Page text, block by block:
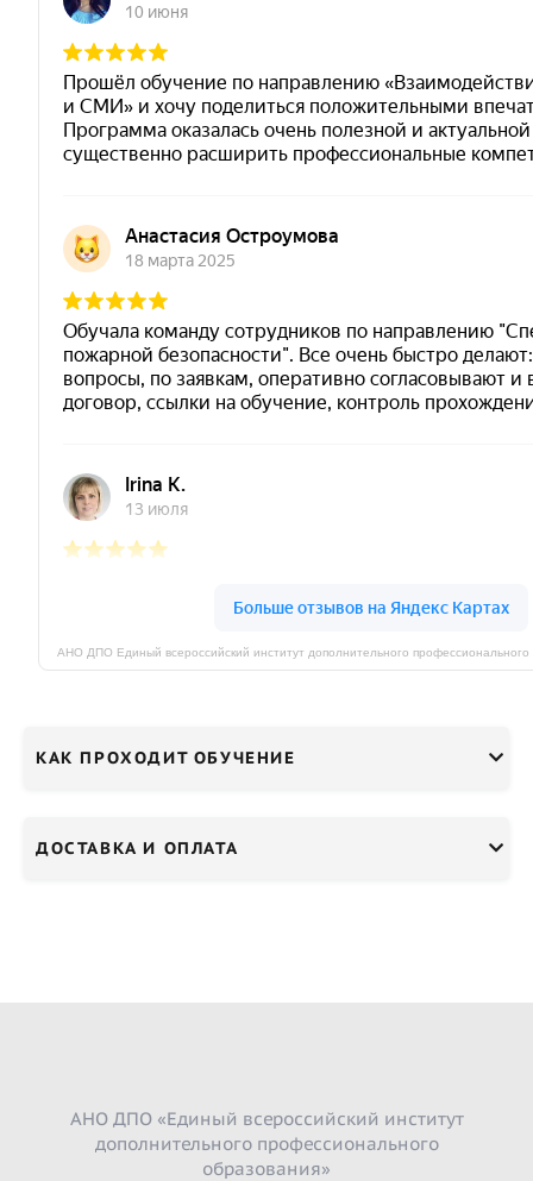
КАК ПРОХОДИТ ОБУЧЕНИЕ
ДОСТАВКА И ОПЛАТА
АНО ДПО «Единый всероссийский институт
дополнительного профессионального
образования»